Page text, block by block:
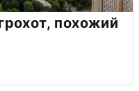
похожий